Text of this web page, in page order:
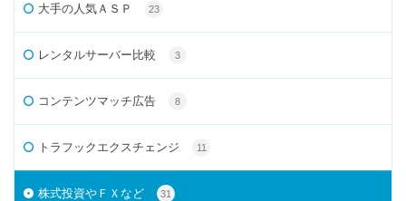
大手の人気ＡＳＰ 23
レンタルサーバー比較 3
コンテンツマッチ広告 8
トラフックエクスチェンジ 11
株式投資やＦＸなど 31